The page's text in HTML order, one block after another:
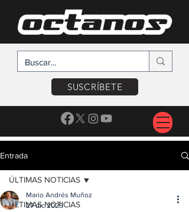
SUSCRÍBETE
Entrada
ÚLTIMAS NOTICIAS
ÚLTIMAS NOTICIAS
Mario Andrés Muñoz
27 dic 2025